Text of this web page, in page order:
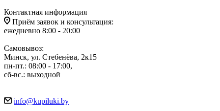
Контактная информация
Приём заявок и консультация:
ежедневно 8:00 - 20:00
Самовывоз:
Минск, ул. Стебенёва, 2к15
пн-пт.: 08:00 - 17:00,
сб-вс.: выходной
info@kupiluki.by